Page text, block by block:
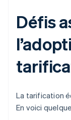
Défis
La tarification
En voici